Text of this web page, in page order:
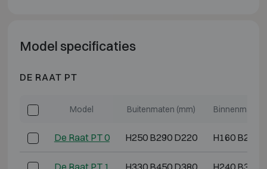
Model specificaties
DE RAAT PT
Model Buitenmaten (mm) Binnenmaten
De Raat PT 0 H250 B290 D220 H160 B220